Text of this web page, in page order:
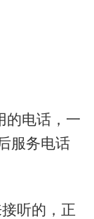
电话，一
服务电话
听的，正